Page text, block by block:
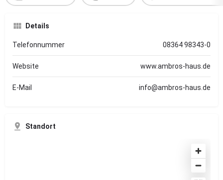
Details
Telefonnummer 08364 98343-0
Website www.ambros-haus.de
E-Mail info@ambros-haus.de
Standort